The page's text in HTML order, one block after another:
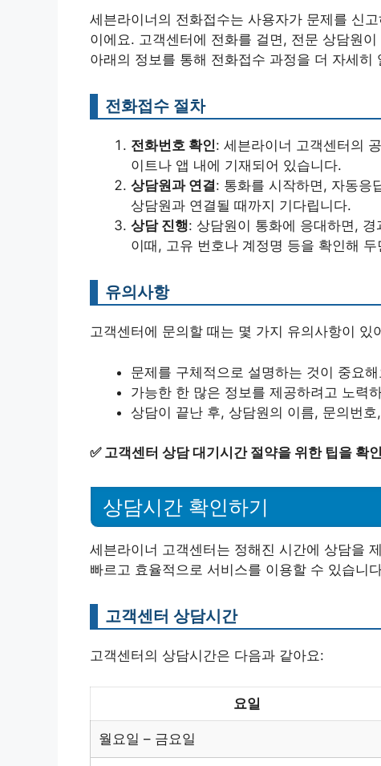
세븐라이너의 전화접수는 사용자가 문제를 신
이에요. 고객센터에 전화를 걸면, 전문 상담원
아래의 정보를 통해 전화접수 과정을 더 자세히
전화접수 절차
전화번호 확인: 세븐라이너 고객센터의
이트나 앱 내에 기재되어 있습니다.
상담원과 연결: 통화를 시작하면, 자동응
상담원과 연결될 때까지 기다립니다.
상담 진행: 상담원이 통화에 응대하면,
이때, 고유 번호나 계정명 등을 확인해
유의사항
고객센터에 문의할 때는 몇 가지 유의사항이 있
문제를 구체적으로 설명하는 것이 중요해
가능한 한 많은 정보를 제공하려고 노력
상담이 끝난 후, 상담원의 이름, 문의번
✅ 고객센터 상담 대기시간 절약을 위한 팁을 확
상담시간 확인하기
세븐라이너 고객센터는 정해진 시간에 상담을
빠르고 효율적으로 서비스를 이용할 수 있습니
고객센터 상담시간
고객센터의 상담시간은 다음과 같아요:
요일
월요일 – 금요일